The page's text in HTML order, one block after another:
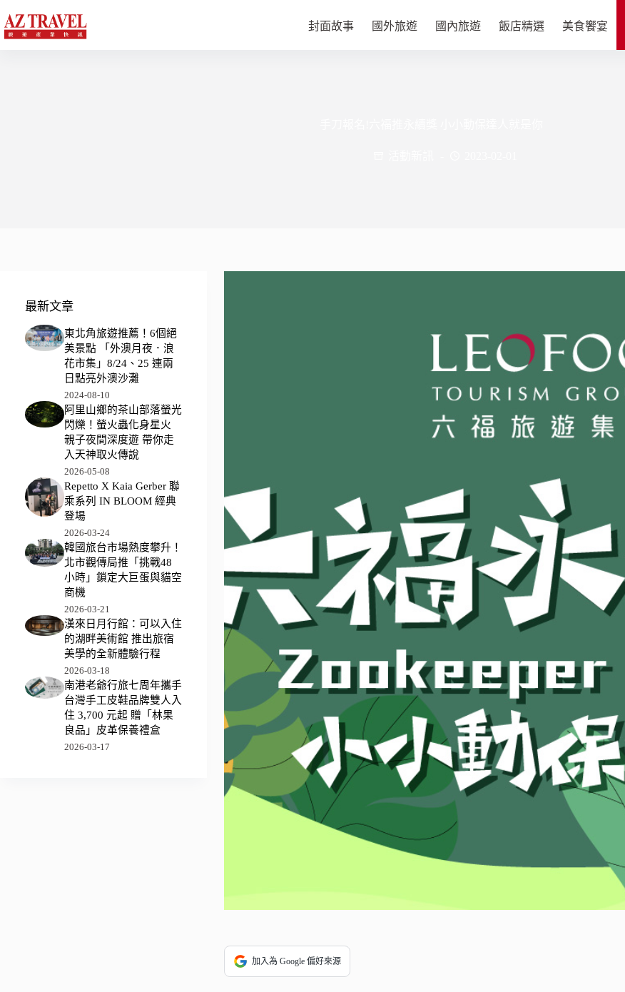
至
主
封面故事 國外旅遊 國內旅遊 飯店精選 美食饗宴
加入為 Google 偏好來源
最新文章
東北角旅遊推薦！6個絕
美景點 「外澳月夜．浪
花市集」8/24、25 連兩
日點亮外澳沙灘
2024-08-10
阿里山鄉的茶山部落螢光
閃爍！螢火蟲化身星火
親子夜間深度遊 帶你走
入天神取火傳說
2026-05-08
Repetto X Kaia Gerber 聯
乘系列 IN BLOOM 經典
登場
2026-03-24
韓國旅台市場熱度攀升！
北市觀傳局推「挑戰48
小時」鎖定大巨蛋與貓空
商機
2026-03-21
漢來日月行館：可以入住
的湖畔美術館 推出旅宿
美學的全新體驗行程
2026-03-18
南港老爺行旅七周年攜手
台灣手工皮鞋品牌雙人入
住 3,700 元起 贈「林果
良品」皮革保養禮盒
2026-03-17